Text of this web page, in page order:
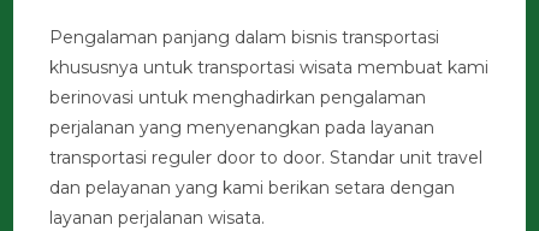
Pengalaman panjang dalam bisnis transportasi
khususnya untuk transportasi wisata membuat kami
berinovasi untuk menghadirkan pengalaman
perjalanan yang menyenangkan pada layanan
transportasi reguler door to door. Standar unit travel
dan pelayanan yang kami berikan setara dengan
layanan perjalanan wisata.